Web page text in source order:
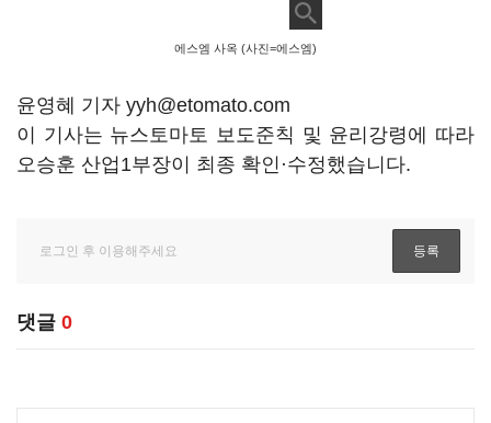
에스엠 사옥 (사진=에스엠)
윤영혜 기자 yyh@etomato.com
이 기사는 뉴스토마토 보도준칙 및 윤리강령에 따라
오승훈 산업1부장이 최종 확인·수정했습니다.
댓글 0